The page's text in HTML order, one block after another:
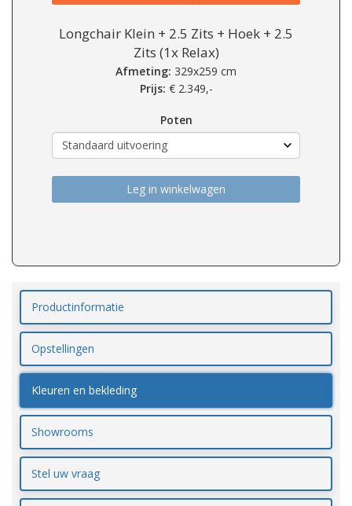
Longchair Klein + 2.5 Zits + Hoek + 2.5
Zits (1x Relax)
Afmeting: 329x259 cm
Prijs: € 2.349,-
Poten
Leg in winkelwagen
Productinformatie
Opstellingen
Kleuren en bekleding
Showrooms
Stel uw vraag